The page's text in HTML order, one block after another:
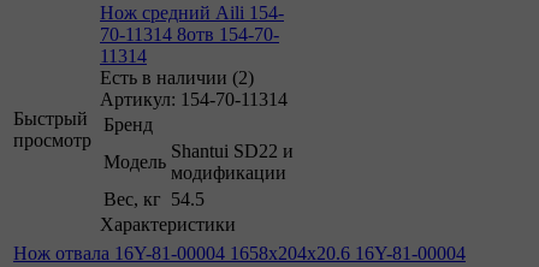
Быстрый
просмотр
Нож средний Aili 154-
70-11314 8отв 154-70-
11314
Есть в наличии (2)
Артикул: 154-70-11314
Бренд
Модель
Shantui SD22 и
модификации
Вес, кг 54.5
Характеристики
Нож отвала 16Y-81-00004 1658x204x20.6 16Y-81-00004